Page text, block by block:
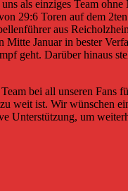
als einziges Team
29:6 Toren auf dem
aus
Januar in bester
geht. Darüber hinaus
bei all unseren
weit ist. Wir wünschen
Unterstützung, um